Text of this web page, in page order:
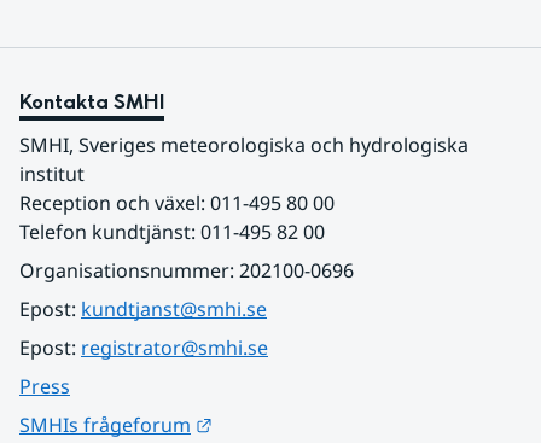
Kontakta SMHI
SMHI, Sveriges meteorologiska och hydrologiska
institut
Reception och växel: 011-495 80 00
Telefon kundtjänst: 011-495 82 00
Organisationsnummer: 202100-0696
Epost: kundtjanst@smhi.se
Epost: registrator@smhi.se
Press
SMHIs frågeforum